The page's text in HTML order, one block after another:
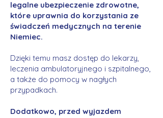
legalne ubezpieczenie zdrowotne,
które uprawnia do korzystania ze
świadczeń medycznych na terenie
Niemiec.
Dzięki temu masz dostęp do lekarzy,
leczenia ambulatoryjnego i szpitalnego,
a także do pomocy w nagłych
przypadkach.
Dodatkowo, przed wyjazdem